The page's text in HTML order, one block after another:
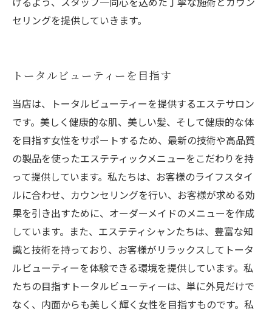
セリングを提供していきます。
トータルビューティーを目指す
当店は、トータルビューティーを提供するエステサロン
です。美しく健康的な肌、美しい髪、そして健康的な体
を目指す女性をサポートするため、最新の技術や高品質
の製品を使ったエステティックメニューをこだわりを持
って提供しています。私たちは、お客様のライフスタイ
ルに合わせ、カウンセリングを行い、お客様が求める効
果を引き出すために、オーダーメイドのメニューを作成
しています。また、エステティシャンたちは、豊富な知
識と技術を持っており、お客様がリラックスしてトータ
ルビューティーを体験できる環境を提供しています。私
たちの目指すトータルビューティーは、単に外見だけで
なく、内面からも美しく輝く女性を目指すものです。私